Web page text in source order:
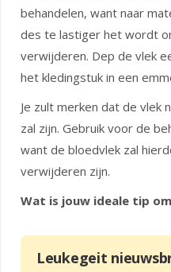
behandelen, want naar
des te lastiger het wordt
verwijderen. Dep de vlek
het kledingstuk in een
Je zult merken dat de vlek
zal zijn. Gebruik voor de
want de bloedvlek zal
verwijderen zijn.
Wat is jouw ideale tip
Leukegeit